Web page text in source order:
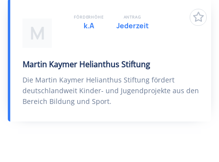
M
Martin Kaymer Helianthus Stiftung
Die Martin Kaymer Helianthus Stiftung fördert
deutschlandweit Kinder- und Jugendprojekte aus den
Bereich Bildung und Sport.
FÖRDERHÖHE
k.A
ANTRAG
Jederzeit